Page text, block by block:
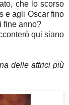
che lo scorso
e agli Oscar fino
fine anno?
qui siano
delle attrici più